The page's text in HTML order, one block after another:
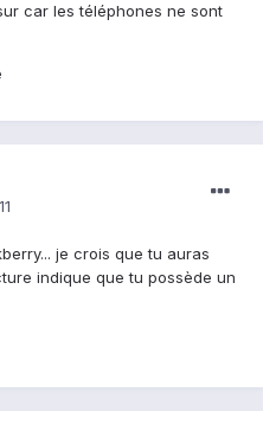
car les téléphones ne sont
je crois que tu auras
indique que tu possède un